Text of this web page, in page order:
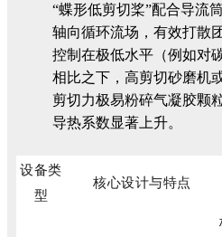
“蝶形低剪切桨”配合导流
轴向循环流场，有效打散
控制在极低水平（例如对
相比之下，高剪切砂磨机
剪切力极易粉碎气凝胶颗
导热系数显著上升。
设备类
型
核心设计与特点